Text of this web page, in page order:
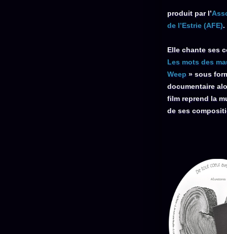
produit par l’
de l’Estrie (AFE).
Elle chante ses
Les mots des
Weep» sous
documentaire
film reprend la
de ses